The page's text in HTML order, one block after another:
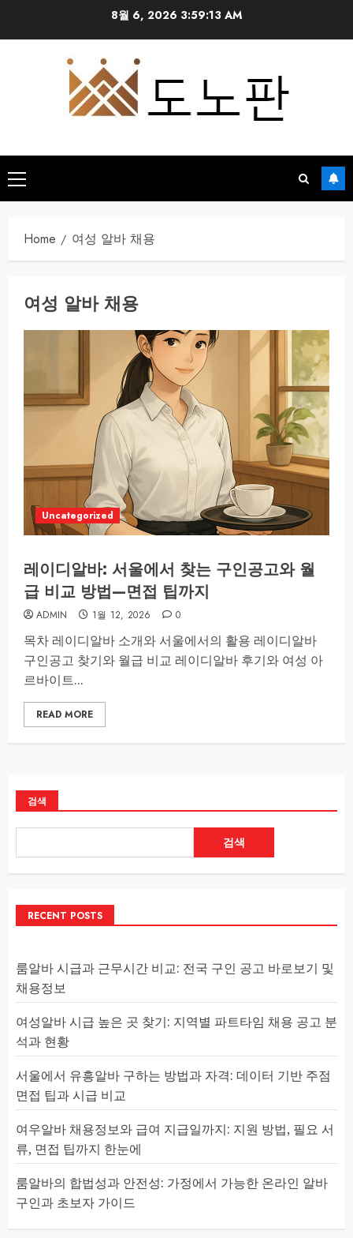
8월 6, 2026 3:59:13 AM
Primary
Menu
Home 여성 알바 채용
여성 알바 채용
Uncategorized
레이디알바: 서울에서 찾는 구인공고와 월
급 비교 방법—면접 팁까지
ADMIN 1월 12, 2026 0
목차 레이디알바 소개와 서울에서의 활용 레이디알바
구인공고 찾기와 월급 비교 레이디알바 후기와 여성 아
르바이트...
READ MORE
검색
검색
RECENT POSTS
룸알바 시급과 근무시간 비교: 전국 구인 공고 바로보기 및
채용정보
여성알바 시급 높은 곳 찾기: 지역별 파트타임 채용 공고 분
석과 현황
서울에서 유흥알바 구하는 방법과 자격: 데이터 기반 주점
면접 팁과 시급 비교
여우알바 채용정보와 급여 지급일까지: 지원 방법, 필요 서
류, 면접 팁까지 한눈에
룸알바의 합법성과 안전성: 가정에서 가능한 온라인 알바
구인과 초보자 가이드